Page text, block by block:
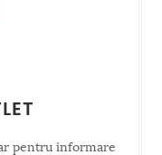
pentru informare